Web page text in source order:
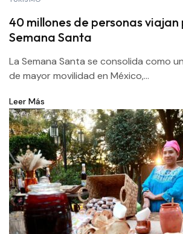
40 millones de personas viajan
Semana Santa
La Semana Santa se consolida como
de mayor movilidad en México,...
Leer Más